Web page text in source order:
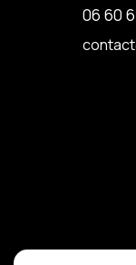
06 60